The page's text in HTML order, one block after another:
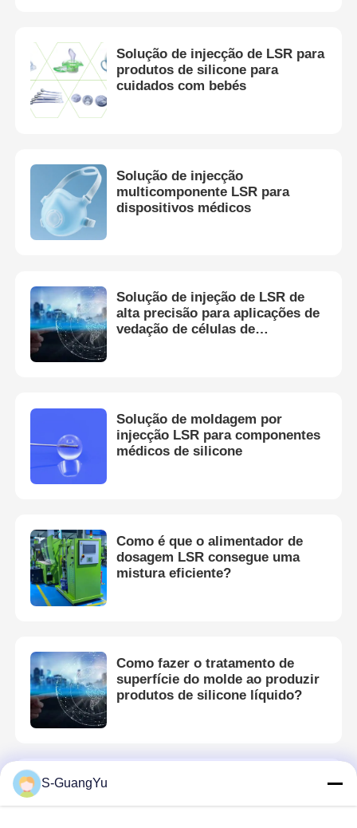
Produtos
Quem Somos
Controle de Qualidade
notícias
Todos os casos
Pedir um orçamento
Máquina de moldagem por injeção LSR
Sistema de dosagem LSR
Acessórios para Máquinas de Moldagem por Injeção
Moldagem por injecção de borracha de silicone líquido
molde líquido do silicone
Solução de injecção de LSR para
produtos de silicone para
cuidados com bebés
Solução de injecção
multicomponente LSR para
dispositivos médicos
Solução de injeção de LSR de
alta precisão para aplicações de
vedação de células de
Solução de moldagem por
injecção LSR para componentes
médicos de silicone
Como é que o alimentador de
dosagem LSR consegue uma
mistura eficiente?
Como fazer o tratamento de
superfície do molde ao produzir
produtos de silicone líquido?
S-GuangYu